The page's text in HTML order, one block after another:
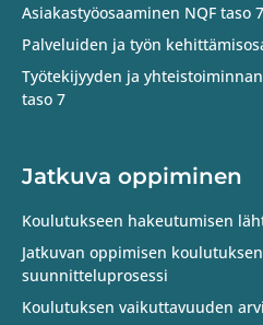
Asiakastyöosaaminen NQF taso 7
Palveluiden ja työn
Työtekijyyden ja
taso 7
Jatkuva oppiminen
Koulutukseen hakeutumisen
Jatkuvan oppimisen
suunnitteluprosessi
Koulutuksen vaikuttavuuden